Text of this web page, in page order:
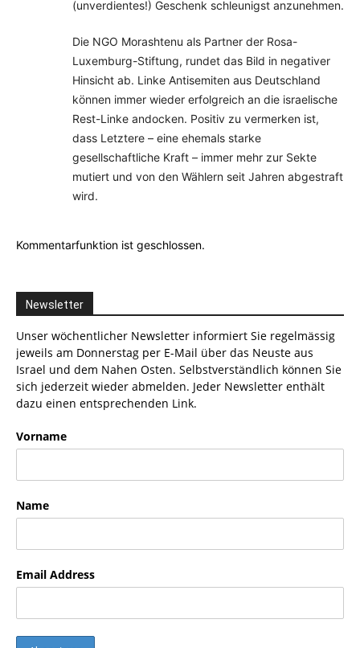
(unverdientes!) Geschenk schleunigst anzunehmen.
Die NGO Morashtenu als Partner der Rosa-
Luxemburg-Stiftung, rundet das Bild in negativer
Hinsicht ab. Linke Antisemiten aus Deutschland
können immer wieder erfolgreich an die israelische
Rest-Linke andocken. Positiv zu vermerken ist,
dass Letztere – eine ehemals starke
gesellschaftliche Kraft – immer mehr zur Sekte
mutiert und von den Wählern seit Jahren abgestraft
wird.
Kommentarfunktion ist geschlossen.
Newsletter
Unser wöchentlicher Newsletter informiert Sie regelmässig
jeweils am Donnerstag per E-Mail über das Neuste aus
Israel und dem Nahen Osten. Selbstverständlich können Sie
sich jederzeit wieder abmelden. Jeder Newsletter enthält
dazu einen entsprechenden Link.
Vorname
Name
Email Address